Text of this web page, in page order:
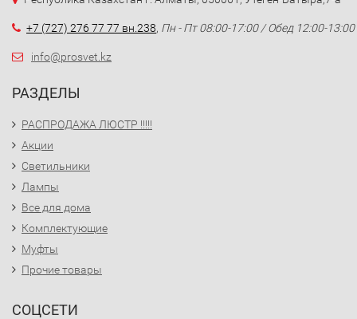
+7 (727) 276 77 77 вн.238, Пн - Пт 08:00-17:00 / Обед 12:00-13:00
info@prosvet.kz
РАЗДЕЛЫ
РАСПРОДАЖА ЛЮСТР !!!!!
Акции
Светильники
Лампы
Все для дома
Комплектующие
Муфты
Прочие товары
СОЦСЕТИ